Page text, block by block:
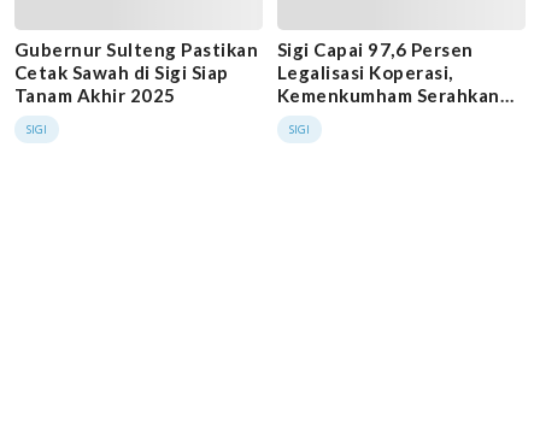
Gubernur Sulteng Pastikan
Cetak Sawah di Sigi Siap
Tanam Akhir 2025
SIGI
Sigi Capai 97,6 Persen
Legalisasi Koperasi,
Kemenkumham Serahkan
SK Koperasi Merah Putih
SIGI